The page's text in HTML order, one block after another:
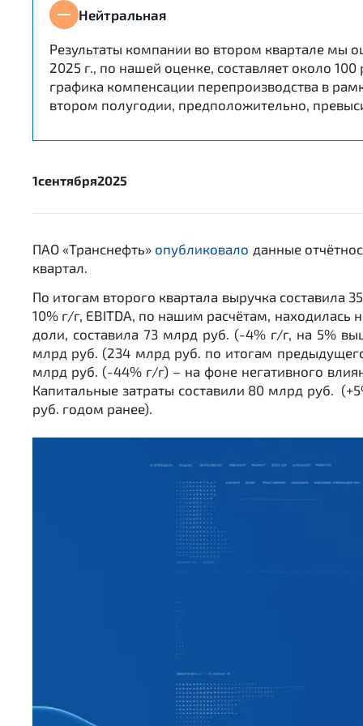
Нейтральная
Результаты компании во втором квартале мы
2025 г., по нашей оценке, составляет около
графика компенсации перепроизводства в
втором полугодии, предположительно,
1сентября2025
ПАО «Транснефть» опубликовало данные
квартал.
По итогам второго квартала выручка составила
10% г/г, EBITDA, по нашим расчётам,
доли, составила 73 млрд руб. (-4% г/г, на 5%
млрд руб. (234 млрд руб. по итогам
млрд руб. (-44% г/г) – на фоне негативного
Капитальные затраты составили 80 млрд руб.
руб. годом ранее).